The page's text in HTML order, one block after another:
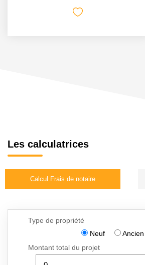
Les calculatrices
Calcul Frais de notaire